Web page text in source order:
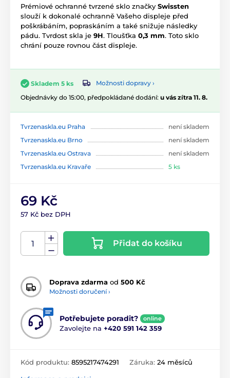
Prémiové ochranné tvrzené sklo značky Swissten
slouží k dokonalé ochranně Vašeho displeje před
poškrábáním, popraskáním a také snižuje následky
pádu. Tvrdost skla je 9H. Tloušťka 0,3 mm. Toto sklo
chrání pouze rovnou část displeje.
Skladem 5 ks
Možnosti dopravy ›
Objednávky do 15:00, předpokládané dodání: u vás zítra 11. 8.
Tvrzenaskla.eu Praha
není skladem
Tvrzenaskla.eu Brno
není skladem
Tvrzenaskla.eu Ostrava
není skladem
Tvrzenaskla.eu Kravaře
5 ks
69 Kč
57 Kč bez DPH
Přidat do košíku
Doprava zdarma od 500 Kč
Možnosti doručení ›
Potřebujete poradit? online
Zavolejte na +420 591 142 359
Kód produktu: 8595217474291 Záruka: 24 měsíců